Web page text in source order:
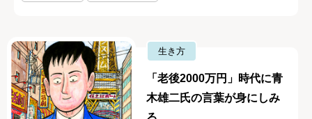
生き方
「老後2000万円」時代に青
木雄二氏の言葉が身にしみ